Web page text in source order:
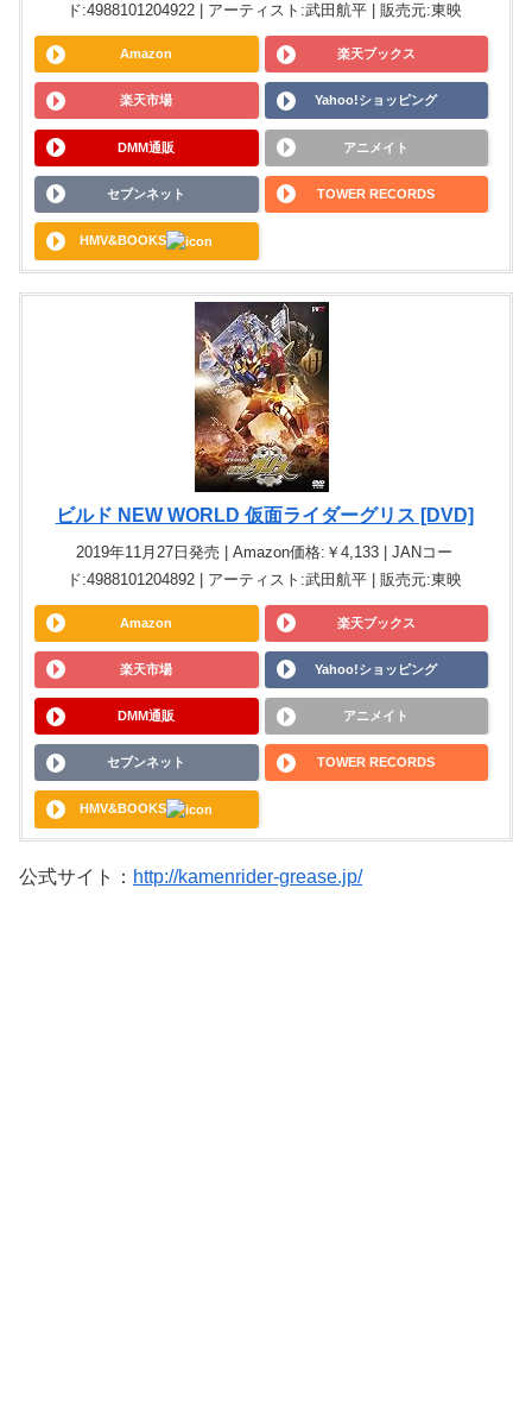
ド:4988101204922 | アーティスト:武田航平 | 販売元:東映
Amazon 楽天ブックス
楽天市場 Yahoo!ショッピング
DMM通販 アニメイト
セブンネット TOWER RECORDS
HMV&BOOKS
ビルド NEW WORLD 仮面ライダーグリス [DVD]
2019年11月27日発売 | Amazon価格:￥4,133 | JANコー
ド:4988101204892 | アーティスト:武田航平 | 販売元:東映
Amazon 楽天ブックス
楽天市場 Yahoo!ショッピング
DMM通販 アニメイト
セブンネット TOWER RECORDS
HMV&BOOKS
公式サイト： http://kamenrider-grease.jp/